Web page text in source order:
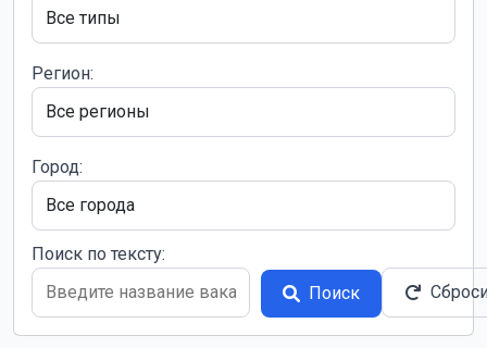
Регион:
Город:
Поиск по тексту:
Поиск